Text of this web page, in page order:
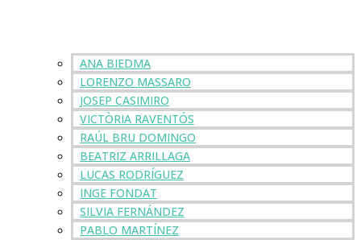
ANA BIEDMA
LORENZO MASSARO
JOSEP CASIMIRO
VICTÒRIA RAVENTÓS
RAÚL BRU DOMINGO
BEATRIZ ARRILLAGA
LUCAS RODRÍGUEZ
INGE FONDAT
SILVIA FERNÁNDEZ
PABLO MARTÍNEZ